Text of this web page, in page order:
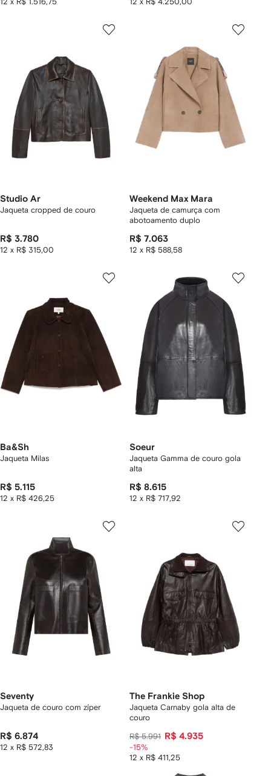
Studio Ar
Jaqueta cropped de couro
R$ 3.780
12 x R$ 315,00
Weekend Max Mara
Jaqueta de camurça com
abotoamento duplo
R$ 7.063
12 x R$ 588,58
Ba&Sh
Jaqueta Milas
R$ 5.115
12 x R$ 426,25
Soeur
Jaqueta Gamma de couro gola
alta
R$ 8.615
12 x R$ 717,92
Seventy
Jaqueta de couro com zíper
R$ 6.874
12 x R$ 572,83
The Frankie Shop
Jaqueta Carnaby gola alta de
couro
R$ 5.991 R$ 4.935
12 x R$ 411,25
-15%